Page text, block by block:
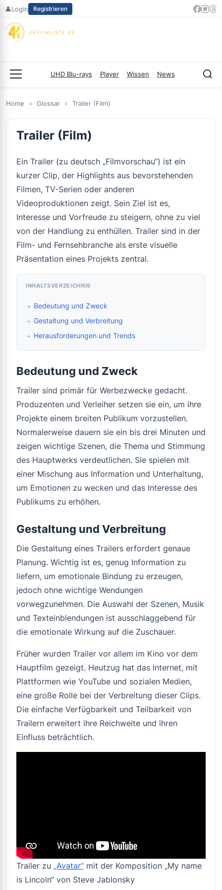
Zum
springen
👤Login Registrieren
UHD Blu-rays · Player · Wissen · News
Home » Glossar » Trailer (Film)
Trailer (Film)
Ein Trailer (zu deutsch „Filmvorschau“) ist ein
kurzer Clip, der Highlights aus bevorstehenden
Filmen, TV-Serien oder anderen
Videoproduktionen zeigt. Sein Ziel ist es,
Interesse und Vorfreude zu steigern, ohne zu viel
von der Handlung zu enthüllen. Trailer sind in der
Film- und Fernsehbranche als erste visuelle
Präsentation eines Projekts zentral.
INHALTSVERZEICHNIS
Bedeutung und Zweck
Gestaltung und Verbreitung
Herausforderungen und Trends
Bedeutung und Zweck
Trailer sind primär für Werbezwecke gedacht.
Produzenten und Verleiher setzen sie ein, um ihre
Projekte einem breiten Publikum vorzustellen.
Normalerweise dauern sie ein bis drei Minuten und
zeigen wichtige Szenen, die Thema und Stimmung
des Hauptwerks verdeutlichen. Sie spielen mit
einer Mischung aus Information und Unterhaltung,
um Emotionen zu wecken und das Interesse des
Publikums zu erhöhen.
Gestaltung und Verbreitung
Die Gestaltung eines Trailers erfordert genaue
Planung. Wichtig ist es, genug Information zu
liefern, um emotionale Bindung zu erzeugen,
jedoch ohne wichtige Wendungen
vorwegzunehmen. Die Auswahl der Szenen, Musik
und Texteinblendungen ist ausschlaggebend für
die emotionale Wirkung auf die Zuschauer.
Früher wurden Trailer vor allem im Kino vor dem
Hauptfilm gezeigt. Heutzug hat das Internet, mit
Plattformen wie YouTube und sozialen Medien,
eine große Rolle bei der Verbreitung dieser Clips.
Die einfache Verfügbarkeit und Teilbarkeit von
Trailern erweitert ihre Reichweite und ihren
Einfluss beträchtlich.
Trailer zu „Avatar“ mit der Komposition „My name
is Lincoln“ von Steve Jablonsky